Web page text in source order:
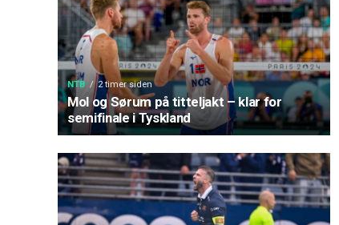
NTB 2 timer siden
Mol og Sørum på titteljakt – klar for
semifinale i Tyskland